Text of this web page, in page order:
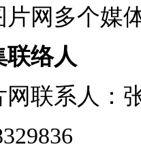
网多个媒
联络人
网联系人：